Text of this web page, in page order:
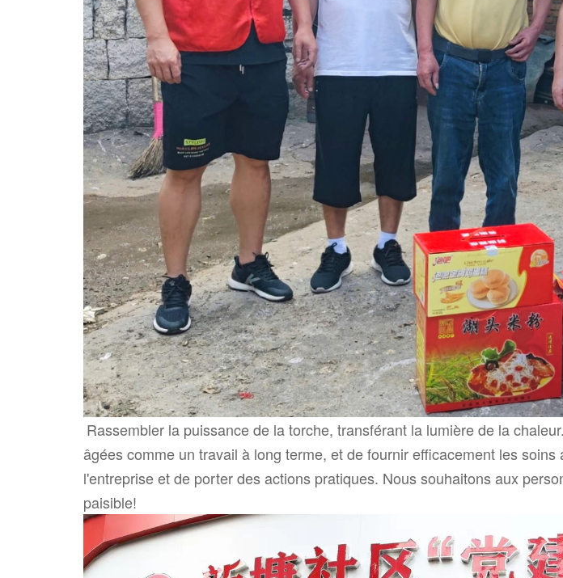
Rassembler la puissance de la torche, transférant la lumière de la
âgées comme un travail à long terme, et de fournir efficacement les
l'entreprise et de porter des actions pratiques. Nous souhaitons aux
paisible!